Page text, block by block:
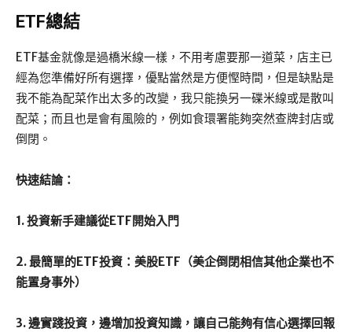
ETF總結
ETF基金就像是過橋米線一樣，不用考慮要那一道菜，店主已
經為您準備好所有選擇，優點當然是方便慳時間，但是缺點是
我不能為配菜作出太多的改變，我只能換另一碟米線或是散叫
配菜；而且也是會有風險的，例如食環署能夠突然查牌封店或
倒閉。
快速結論：
1.投資新手建議從ETF開始入門
2.最簡單的ETF投資： 美股ETF （美企倒閉相信其他企業也不
能置身事外）
3. 邊實踐投資，邊增加投資知識，讓自己能夠有信心選擇回報